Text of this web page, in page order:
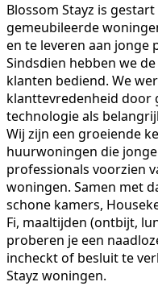
Blossom Stayz is
gemeubileerde
en te leveren aan jonge
Sindsdien hebben we
klanten bediend. We
klanttevredenheid door
technologie als
Wij zijn een groeiende
huurwoningen die
professionals voorzien
woningen. Samen met
schone kamers,
Fi, maaltijden (ontbijt,
proberen je een
incheckt of besluit te
Stayz woningen.